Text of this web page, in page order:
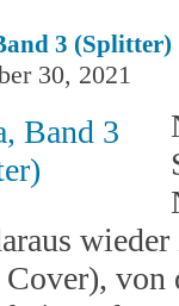
3 (Splitter)
30, 2021
Cover), von